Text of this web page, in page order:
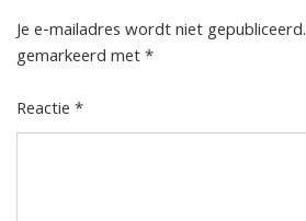
Je e-mailadres wordt niet gepubliceerd.
gemarkeerd met*
Reactie*